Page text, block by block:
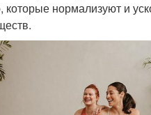
которые нормализуют и